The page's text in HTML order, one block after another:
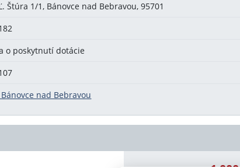
Štúra 1/1, Bánovce nad Bebravou, 95701
o poskytnutí dotácie
nad Bebravou